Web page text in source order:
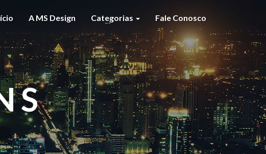
A MS Design Categorias Fale Conosco